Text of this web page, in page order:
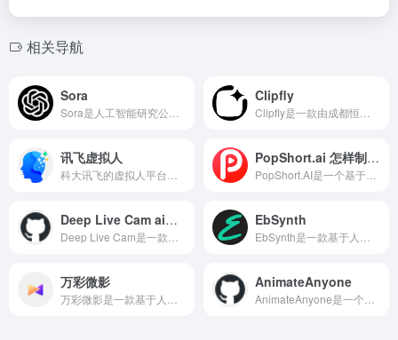
相关导航
Sora Clipfly
讯飞虚拟人 PopShort.ai 怎样制作视频短片
Deep Live Cam ai视频换脸 EbSynth
万彩微影 AnimateAnyone